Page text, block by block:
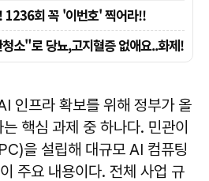
인프라 확보를 위해 정부가 올
핵심 과제 중 하나다. 민관이
을 설립해 대규모 AI 컴퓨팅
주요 내용이다. 전체 사업 규